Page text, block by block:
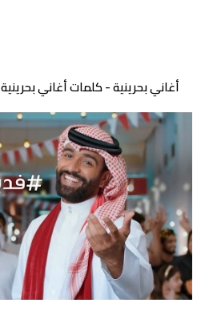
أغاني بحرينية - كلمات أغاني بحرينية